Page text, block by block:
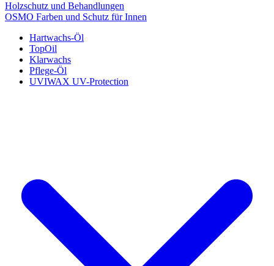
Holzschutz und Behandlungen
OSMO Farben und Schutz für Innen
Hartwachs-Öl
TopOil
Klarwachs
Pflege-Öl
UVIWAX UV-Protection